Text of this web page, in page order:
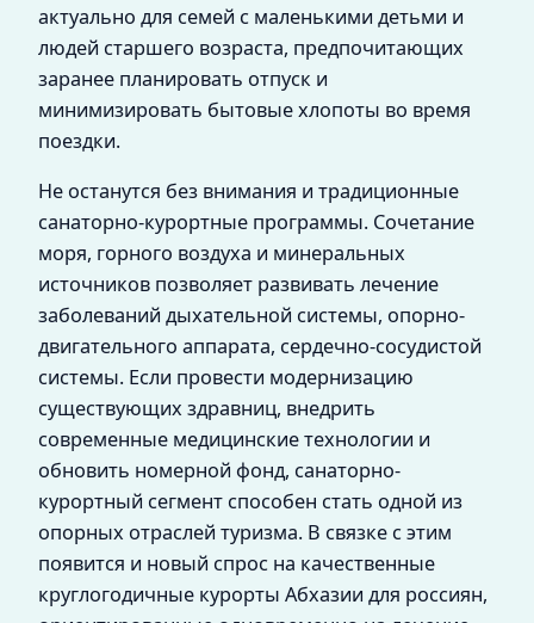
актуально для семей с маленькими детьми и
людей старшего возраста, предпочитающих
заранее планировать отпуск и
минимизировать бытовые хлопоты во время
поездки.
Не останутся без внимания и традиционные
санаторно-курортные программы. Сочетание
моря, горного воздуха и минеральных
источников позволяет развивать лечение
заболеваний дыхательной системы, опорно-
двигательного аппарата, сердечно-сосудистой
системы. Если провести модернизацию
существующих здравниц, внедрить
современные медицинские технологии и
обновить номерной фонд, санаторно-
курортный сегмент способен стать одной из
опорных отраслей туризма. В связке с этим
появится и новый спрос на качественные
круглогодичные курорты Абхазии для россиян,